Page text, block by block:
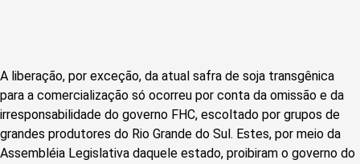
A liberação, por exceção, da atual safra de soja transgênica
para a comercialização só ocorreu por conta da omissão e da
irresponsabilidade do governo FHC, escoltado por grupos de
grandes produtores do Rio Grande do Sul. Estes, por meio da
Assembléia Legislativa daquele estado, proibiram o governo do